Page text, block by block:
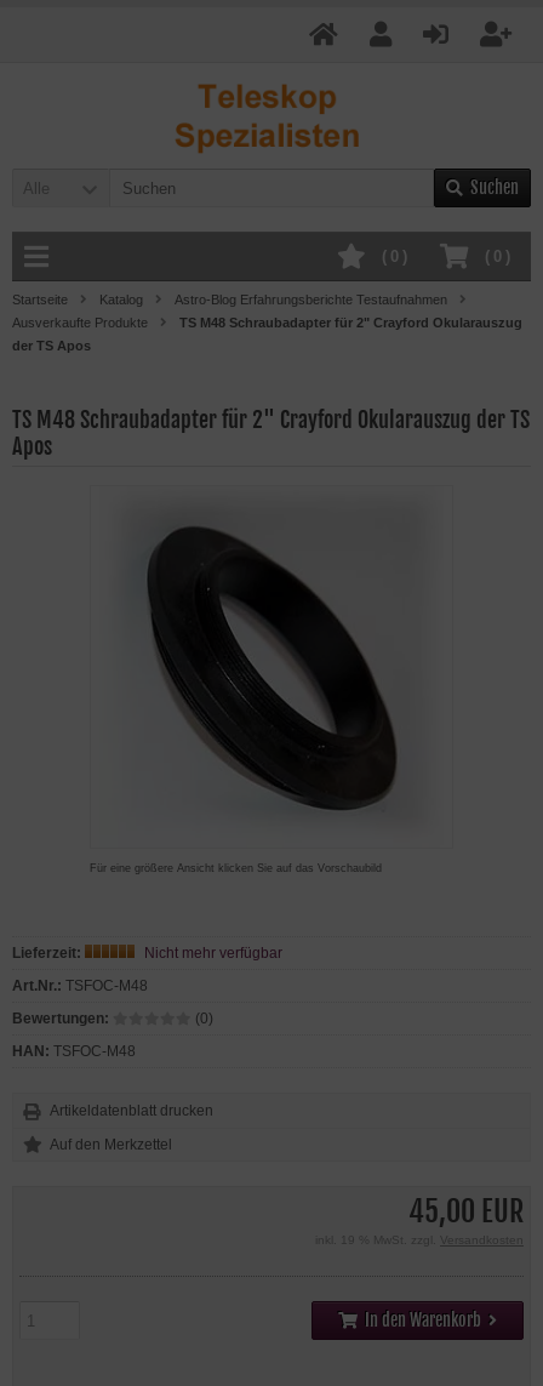
Alle Suchen
( 0 )
( 0 )
Startseite Katalog
Astro-Blog Erfahrungsberichte Testaufnahmen
Ausverkaufte Produkte
TS M48 Schraubadapter für 2" Crayford Okularauszug
der TS Apos
TS M48 Schraubadapter für 2" Crayford Okularauszug der TS
Apos
Für eine größere Ansicht klicken Sie auf das Vorschaubild
45,00 EUR
inkl. 19 % MwSt. zzgl. Versandkosten
In den Warenkorb
Lieferzeit:
Nicht mehr verfügbar
Art.Nr.: TSFOC-M48
Bewertungen:
(0)
HAN: TSFOC-M48
Artikeldatenblatt drucken